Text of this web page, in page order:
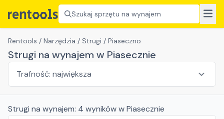
Szukaj sprzętu na wynajem
Rentools / Narzędzia / Strugi / Piaseczno
Strugi na wynajem w Piasecznie
Strugi na wynajem: 4 wynikóww Piasecznie